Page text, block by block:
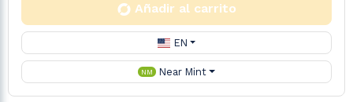
Añadir al carrito
EN
NM Near Mint